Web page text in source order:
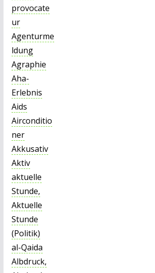
provocate
ur
Agenturme
ldung
Agraphie
Aha-
Erlebnis
Aids
Airconditio
ner
Akkusativ
Aktiv
aktuelle
Stunde,
Aktuelle
Stunde
(Politik)
al-Qaida
Albdruck,